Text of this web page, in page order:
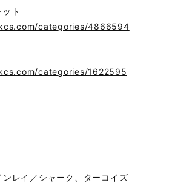
ト
categories/4866594
categories/1622595
レイ／シャーク、ターコイズ